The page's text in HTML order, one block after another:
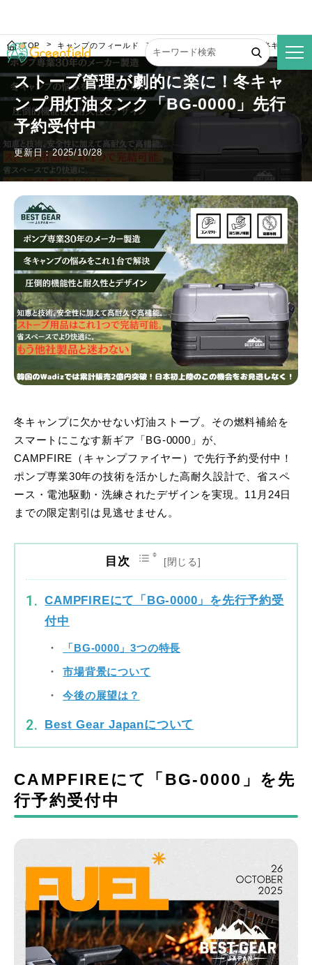
TOP キャンプのフィールド ストーブ管理が劇的に楽に！冬キャンプ
ストーブ管理が劇的に楽に！冬キャ
ンプ用灯油タンク「BG-0000」先行
予約受付中
更新日：2025/10/28
冬キャンプに欠かせない灯油ストーブ。その燃料補給を
スマートにこなす新ギア「BG-0000」が、
CAMPFIRE（キャンプファイヤー）で先行予約受付中！
ポンプ専業30年の技術を活かした高耐久設計で、省スペ
ース・電池駆動・洗練されたデザインを実現。11月24日
までの限定割引は見逃せません。
目次
CAMPFIREにて「BG-0000」を先行予約受
付中
「BG-0000」3つの特長
市場背景について
今後の展望は？
Best Gear Japanについて
CAMPFIREにて「BG-0000」を先
行予約受付中